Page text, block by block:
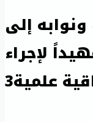
إلى
لإجراء
علمية3